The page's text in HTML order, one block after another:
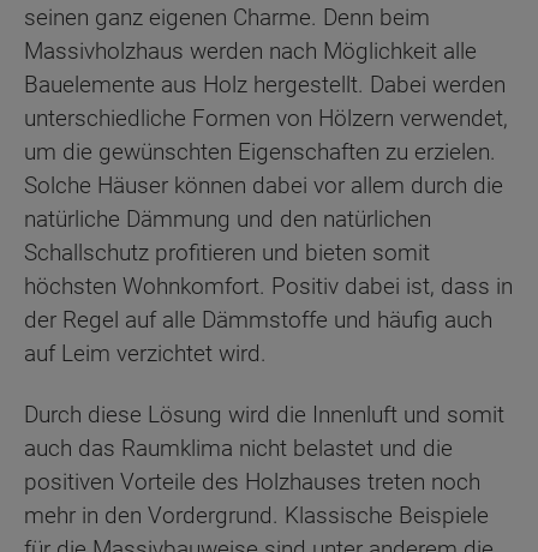
seinen ganz eigenen Charme. Denn beim
Massivholzhaus werden nach Möglichkeit alle
Bauelemente aus Holz hergestellt. Dabei werden
unterschiedliche Formen von Hölzern verwendet,
um die gewünschten Eigenschaften zu erzielen.
Solche Häuser können dabei vor allem durch die
natürliche Dämmung und den natürlichen
Schallschutz profitieren und bieten somit
höchsten Wohnkomfort. Positiv dabei ist, dass in
der Regel auf alle Dämmstoffe und häufig auch
auf Leim verzichtet wird.
Durch diese Lösung wird die Innenluft und somit
auch das Raumklima nicht belastet und die
positiven Vorteile des Holzhauses treten noch
mehr in den Vordergrund. Klassische Beispiele